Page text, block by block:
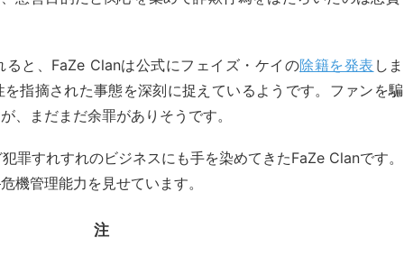
ると、FaZe Clanは公式にフェイズ・ケイの除籍を発表 しま
指摘された事態を深刻に捉えているようです。ファンを騙
、まだまだ余罪がありそうです。
罪すれすれのビジネスにも手を染めてきたFaZe Clanです。
危機管理能力を見せています。
注